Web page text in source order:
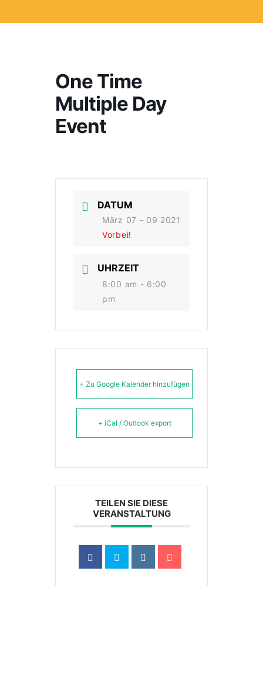
One Time
Multiple Day
Event
DATUM
März 07 - 09 2021
Vorbei!
UHRZEIT
8:00 am - 6:00
pm
+ Zu Google Kalender hinzufügen
+ iCal / Outlook export
TEILEN SIE DIESE
VERANSTALTUNG